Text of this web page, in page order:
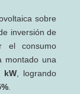
sobre
inversión de
consumo
montado una
kW, logrando